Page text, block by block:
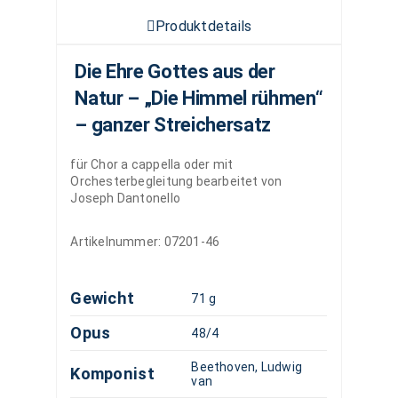
Produktdetails
Die Ehre Gottes aus der
Natur – „Die Himmel rühmen“
– ganzer Streichersatz
für Chor a cappella oder mit
Orchesterbegleitung bearbeitet von
Joseph Dantonello
Artikelnummer: 07201-46
Gewicht 71 g
Opus 48/4
Komponist
Beethoven, Ludwig
van